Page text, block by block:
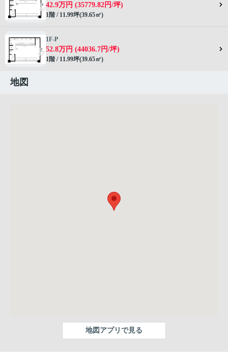
42.9万円 (35779.82円/坪)
1階 / 11.99坪(39.65㎡)
1F-P
52.8万円 (44036.7円/坪)
1階 / 11.99坪(39.65㎡)
地図
地図アプリで見る